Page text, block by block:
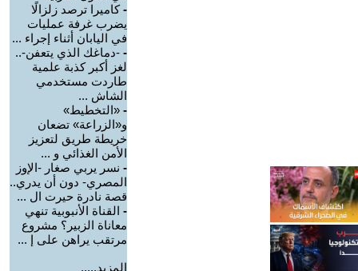
-كاميرا ترصد زلزالًا
يضرب غرفة عمليات
في اليابان أثناء إجراء ...
- -دماغك الذي يتعفن-..
لغز أكبر كذبة علمية
طاردت مستخدمي
الشاش ...
- «التخطيط»
و«الزراعة» تضعان
خريطة طريق لتعزيز
الأمن الغذائي و ...
- نسر يربي صغار -الإوز
المصري- دون أن يدري..
قصة نادرة حيرت ال ...
- القناة الأنبوبية تنهي
معاناة الزبير؟ مشروع
مرتقب يراهن على إ ...
المزيد.....